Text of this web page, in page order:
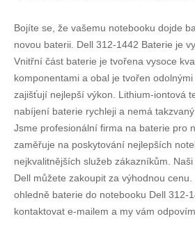
Bojíte se, že vašemu notebooku dojde
novou baterii. Dell 312-1442 Baterie je
Vnitřní část baterie je tvořena vysoce
komponentami a obal je tvořen
zajišťují nejlepší výkon. Lithium-iontová
nabíjení baterie rychleji a nemá
Jsme profesionální firma na baterie pro
zaměřuje na poskytování nejlepších
nejkvalitnějších služeb zákazníkům.
Dell můžete zakoupit za výhodnou
ohledně baterie do notebooku Dell 312-
kontaktovat e-mailem a my vám